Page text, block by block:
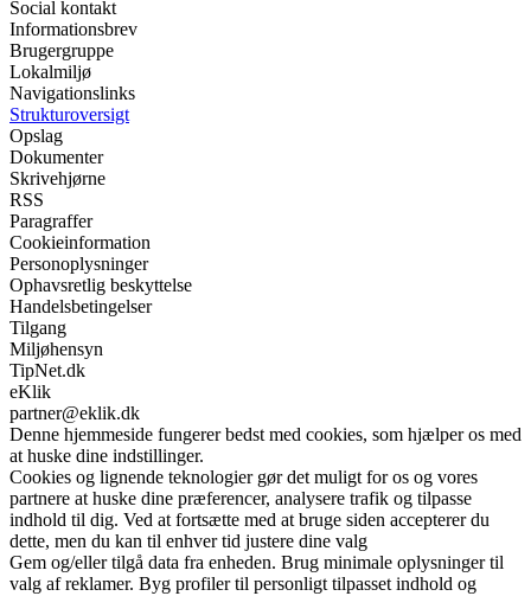
Social kontakt
Informationsbrev
Brugergruppe
Lokalmiljø
Navigationslinks
Strukturoversigt
Opslag
Dokumenter
Skrivehjørne
RSS
Paragraffer
Cookieinformation
Personoplysninger
Ophavsretlig beskyttelse
Handelsbetingelser
Tilgang
Miljøhensyn
TipNet.dk
eKlik
partner@eklik.dk
Denne hjemmeside fungerer bedst med cookies, som hjælper os med
at huske dine indstillinger.
Cookies og lignende teknologier gør det muligt for os og vores
partnere at huske dine præferencer, analysere trafik og tilpasse
indhold til dig. Ved at fortsætte med at bruge siden accepterer du
dette, men du kan til enhver tid justere dine valg
Gem og/eller tilgå data fra enheden. Brug minimale oplysninger til
valg af reklamer. Byg profiler til personligt tilpasset indhold og